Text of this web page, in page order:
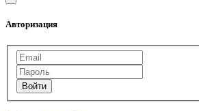
Авторизация